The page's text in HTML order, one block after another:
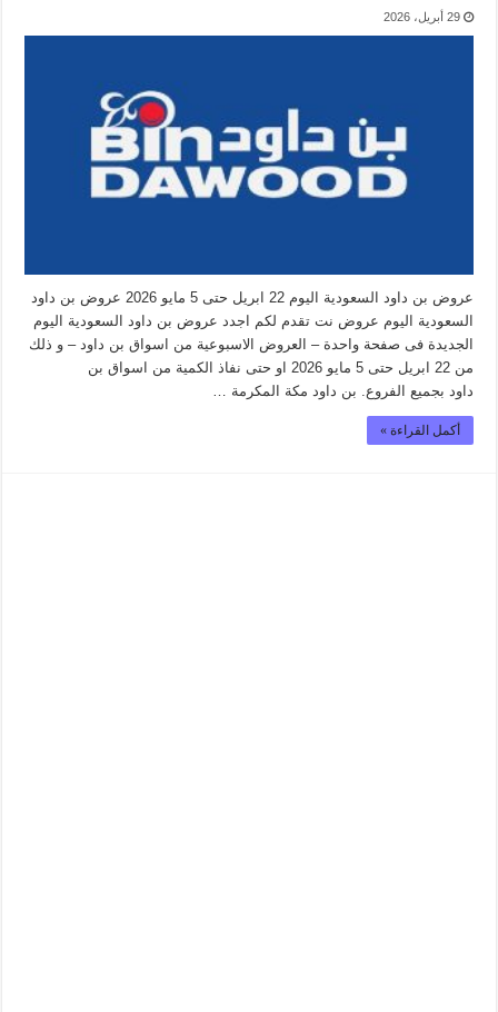
29 أبريل، 2026
عروض بن داود السعودية اليوم 22 ابريل حتى 5 مايو 2026 عروض بن داود
السعودية اليوم عروض نت تقدم لكم اجدد عروض بن داود السعودية اليوم
الجديدة فى صفحة واحدة – العروض الاسبوعية من اسواق بن داود – و ذلك
من 22 ابريل حتى 5 مايو 2026 او حتى نفاذ الكمية من اسواق بن
داود بجميع الفروع. بن داود مكة المكرمة …
أكمل القراءة »